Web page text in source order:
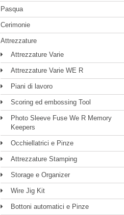
Pasqua
Cerimonie
Attrezzature
Attrezzature Varie
Attrezzature Varie WE R
Piani di lavoro
Scoring ed embossing Tool
Photo Sleeve Fuse We R Memory
Keepers
Occhiellatrici e Pinze
Attrezzature Stamping
Storage e Organizer
Wire Jig Kit
Bottoni automatici e Pinze